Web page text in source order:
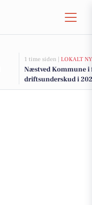
1 time siden | LOKALT
Næstved Kommune i
driftsunderskud i
på vej for at bevare